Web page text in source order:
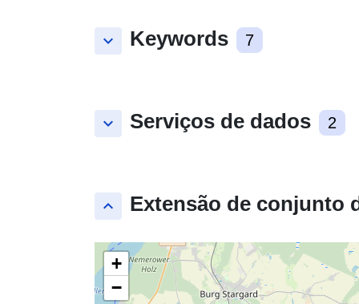
keyboard_arrow_down Keywords 7
keyboard_arrow_down Serviços de dados 2
keyboard_arrow_up Extensão de conjunto
+
−